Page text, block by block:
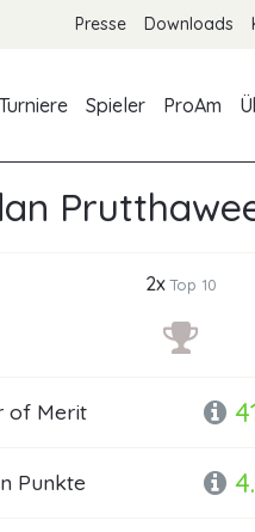
Presse Downloads
Turniere Spieler ProAm
2xTop 10
of Merit
Punkte